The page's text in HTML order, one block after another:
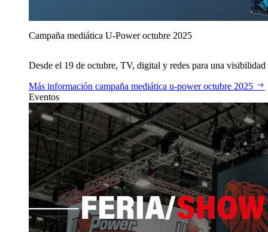
Campaña mediática U‑Power octubre 2025
Desde el 19 de octubre, TV, digital y redes para una
Más información campaña mediática u‑power octubre 2025
Eventos